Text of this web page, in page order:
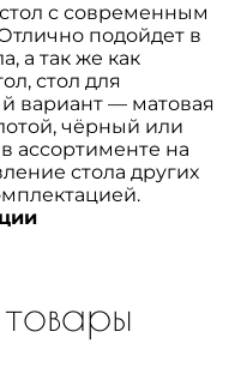
с современным
подойдет в
а так же как
стол для
вариант — матовая
чёрный или
ассортименте на
стола других